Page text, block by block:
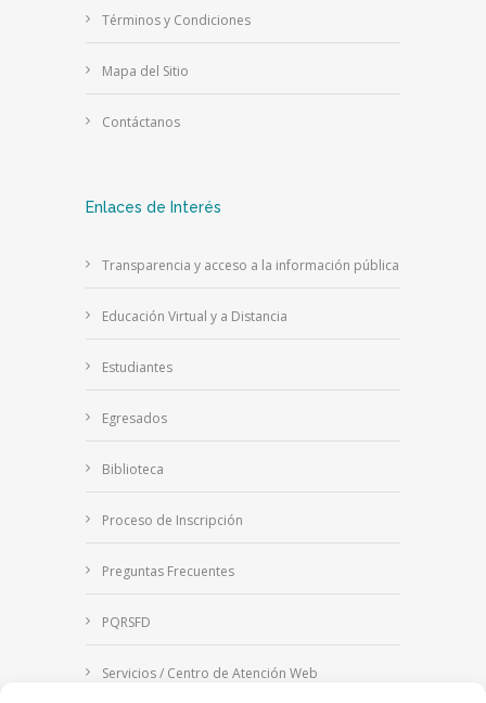
Términos y Condiciones
Mapa del Sitio
Contáctanos
Enlaces de Interés
Transparencia y acceso a la información pública
Educación Virtual y a Distancia
Estudiantes
Egresados
Biblioteca
Proceso de Inscripción
Preguntas Frecuentes
PQRSFD
Servicios / Centro de Atención Web